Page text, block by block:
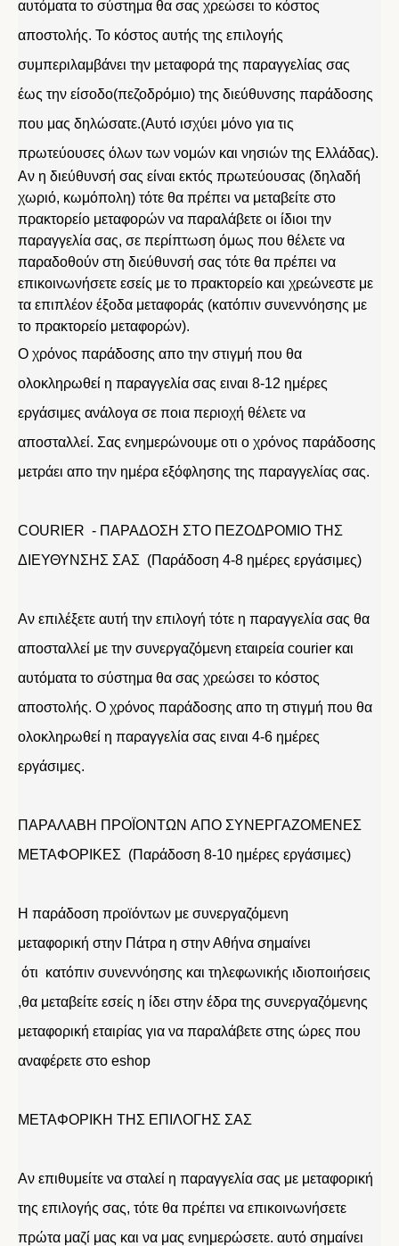
αυτόματα το σύστημα θα σας χρεώσει το κόστος
αποστολής. Το κόστος αυτής της επιλογής
συμπεριλαμβάνει την μεταφορά της παραγγελίας σας
έως την είσοδο(πεζοδρόμιο) της διεύθυνσης παράδοσης
που μας δηλώσατε.(Αυτό ισχύει μόνο για τις
πρωτεύουσες όλων των νομών και νησιών της Ελλάδας).
Αν η διεύθυνσή σας είναι εκτός πρωτεύουσας (δηλαδή
χωριό, κωμόπολη) τότε θα πρέπει να μεταβείτε στο
πρακτορείο μεταφορών να παραλάβετε οι ίδιοι την
παραγγελία σας, σε περίπτωση όμως που θέλετε να
παραδοθούν στη διεύθυνσή σας τότε θα πρέπει να
επικοινωνήσετε εσείς με το πρακτορείο και χρεώνεστε με
τα επιπλέον έξοδα μεταφοράς (κατόπιν συνεννόησης με
το πρακτορείο μεταφορών).
Ο χρόνος παράδοσης απο την στιγμή που θα
ολοκληρωθεί η παραγγελία σας ειναι 8-12 ημέρες
εργάσιμες ανάλογα σε ποια περιοχή θέλετε να
αποσταλλεί. Σας ενημερώνουμε οτι ο χρόνος παράδοσης
μετράει απο την ημέρα εξόφλησης της παραγγελίας σας.
COURIER - ΠΑΡΑΔΟΣΗ ΣΤΟ ΠΕΖΟΔΡΟΜΙΟ ΤΗΣ
ΔΙΕΥΘΥΝΣΗΣ ΣΑΣ (Παράδοση 4-8 ημέρες εργάσιμες)
Αν επιλέξετε αυτή την επιλογή τότε η παραγγελία σας θα
αποσταλλεί με την συνεργαζόμενη εταιρεία courier και
αυτόματα το σύστημα θα σας χρεώσει το κόστος
αποστολής. Ο χρόνος παράδοσης απο τη στιγμή που θα
ολοκληρωθεί η παραγγελία σας ειναι 4-6 ημέρες
εργάσιμες.
ΠΑΡΑΛΑΒΗ ΠΡΟΪΟΝΤΩΝ ΑΠΟ ΣΥΝΕΡΓΑΖΟΜΕΝΕΣ
ΜΕΤΑΦΟΡΙΚΕΣ (Παράδοση 8-10 ημέρες εργάσιμες)
Η παράδοση προϊόντων με συνεργαζόμενη
μεταφορική στην Πάτρα η στην Αθήνα σημαίνει
ότι κατόπιν συνεννόησης και τηλεφωνικής ιδιοποιήσεις
,θα μεταβείτε εσείς η ίδει στην έδρα της συνεργαζόμενης
μεταφορική εταιρίας για να παραλάβετε στης ώρες που
αναφέρετε στο eshop
ΜΕΤΑΦΟΡΙΚΗ ΤΗΣ ΕΠΙΛΟΓΗΣ ΣΑΣ
Αν επιθυμείτε να σταλεί η παραγγελία σας με μεταφορική
της επιλογής σας, τότε θα πρέπει να επικοινωνήσετε
πρώτα μαζί μας και να μας ενημερώσετε. αυτό σημαίνει